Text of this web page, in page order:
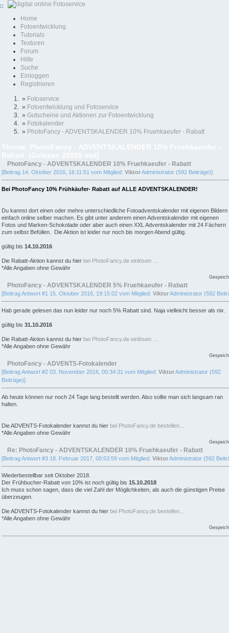
Home
Fotoentwicklung
Tutorials
Texturen
Forum
Hilfe
Suche
Einloggen
Registrieren
» Fotoservice
» Fotoentwicklung und Fotoservice
» Gutscheine und Aktionen zur Fotoentwicklung
» Fotokalender
» PhotoFancy - ADVENTSKALENDER 10% Fruehkaeufer - Rabatt
PhotoFancy - ADVENTSKALENDER 10% Fruehkaeufer - Rabatt
[Beitrag 14. Oktober 2016, 16:11:51 vom Mitglied: ViktorAdministrator (592 Beiträge)]
Bei PhotoFancy 10% Frühkäufer- Rabatt auf ALLE ADVENTSKALENDER!
Du kannst dort einen oder mehre unterschiedliche Fotoadventskalender mit eigenen Bildern
einfach online selber machen. Es gibt unter anderem einen Adventskalender mit eigenen
Fotos und Marken-Schokolade oder aber auch einen XXL Adventskalender mit 24 Fächern
zum selbst Befüllen. Die Aktion ist leider nur noch bis morgen Abend gültig.
gültig bis 14.10.2016
Die Rabatt-Aktion kannst du hier bei PhotoFancy.de einlösen ...
*Alle Angaben ohne Gewähr
PhotoFancy - ADVENTSKALENDER 5% Fruehkaeufer - Rabatt
[Beitrag Antwort #1 15. Oktober 2016, 19:15:02 vom Mitglied: ViktorAdministrator (592
Hab gerade gelesen das nun leider nur noch 5% Rabatt sind. Naja vielleicht besser als nix.
gültig bis 31.10.2016
Die Rabatt-Aktion kannst du hier bei PhotoFancy.de einlösen ...
*Alle Angaben ohne Gewähr
PhotoFancy - ADVENTS-Fotokalender
[Beitrag Antwort #2 03. November 2016, 00:34:31 vom Mitglied: ViktorAdministrator (592
Beiträge)]
Ab heute können nur noch 24 Tage lang bestellt werden. Also sollte man sich langsam ran
halten.
Die ADVENTS-Fotokalender kannst du hier bei PhotoFancy.de bestellen...
*Alle Angaben ohne Gewähr
Re: PhotoFancy - ADVENTSKALENDER 10% Fruehkaeufer - Rabatt
[Beitrag Antwort #3 18. Februar 2017, 00:53:59 vom Mitglied: ViktorAdministrator (592
Wiederbestellbar seit Oktober 2018.
Der Frühbucher-Rabatt von 10% ist noch gültig bis 15.10.2018
Ich muss schon sagen, dass die viel Zahl der Möglichkeiten, als auch die günstigen Preise
überzeugen.
Die ADVENTS-Fotokalender kannst du hier bei PhotoFancy.de bestellen...
*Alle Angaben ohne Gewähr